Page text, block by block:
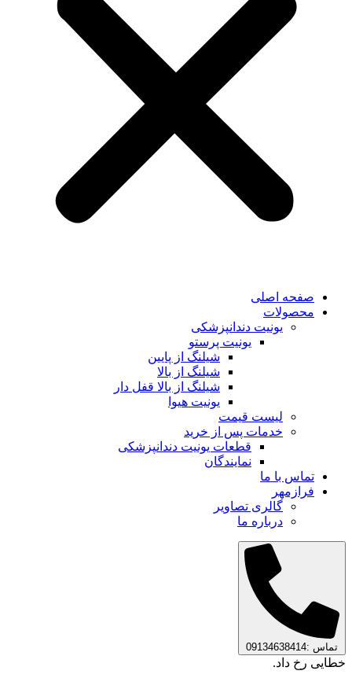
صفحه اصلی
محصولات
یونیت دندانپزشکی
یونیت پرستو
شیلنگ از پایین
شیلنگ از بالا
شیلنگ از بالا قفل دار
یونیت هیوا
لیست قیمت
خدمات پس از خرید
قطعات یونیت دندانپزشکی
نمایندگان
تماس با ما
فرازمهر
گالری تصاویر
درباره ما
تماس :09134638414
خطایی رخ داد.